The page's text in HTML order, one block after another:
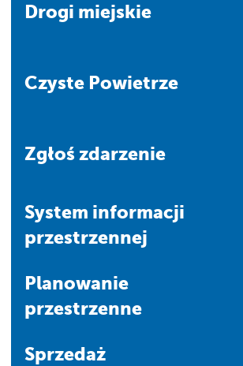
Drogi miejskie
Czyste Powietrze
Zgłoś zdarzenie
system informacji
przestrzennej
Planowanie
przestrzenne
Sprzedaż